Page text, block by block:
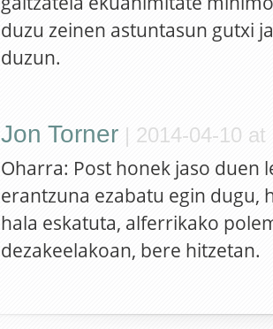
duzu zeinen astuntasun gutxi
duzun.
Jon Torner | 2014-04-10 at
Oharra: Post honek jaso duen
erantzuna ezabatu egin dugu,
hala eskatuta, alferrikako
dezakeelakoan, bere hitzetan.